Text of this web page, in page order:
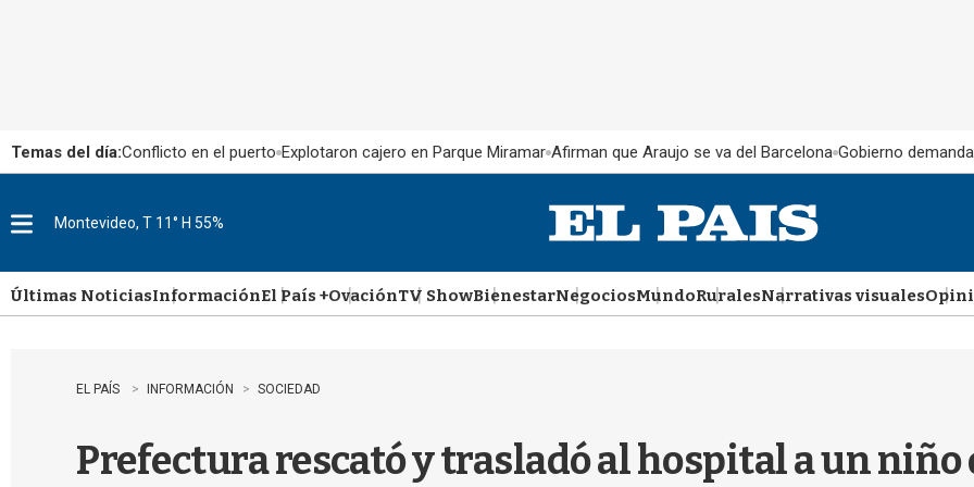
Temas del día:Conflicto en el puerto Explotaron cajero en Parque Miramar Afirman que Araujo se va del Barcelona Gobierno
u
Montevideo, T 11° H 55%
Últimas NoticiasInformaciónEl País +OvaciónTV ShowBienestarNegociosMundoRuralesNarrativas visuales
EL PAÍS INFORMACIÓN SOCIEDAD
Prefectura rescató y trasladó al hospital a un